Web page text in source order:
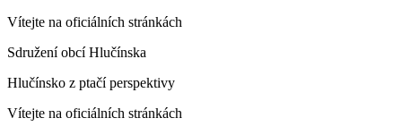
Vítejte na oficiálních stránkách
Sdružení obcí Hlučínska
Hlučínsko z ptačí perspektivy
Vítejte na oficiálních stránkách